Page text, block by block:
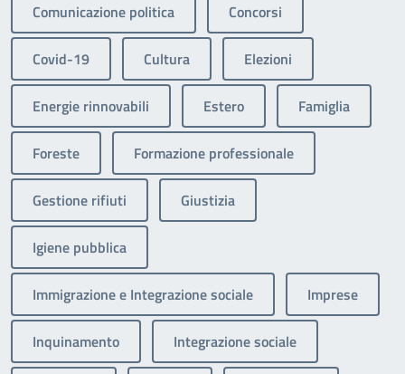
Comunicazione politica Concorsi
Covid-19 Cultura Elezioni
Energie rinnovabili Estero Famiglia
Foreste Formazione professionale
Gestione rifiuti Giustizia
Igiene pubblica
Immigrazione e Integrazione sociale Imprese
Inquinamento Integrazione sociale